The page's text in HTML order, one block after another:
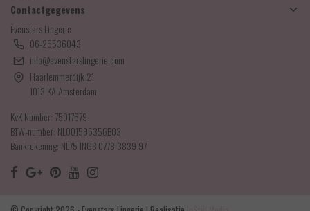
Contactgegevens
Evenstars Lingerie
06-25536043
info@evenstarslingerie.com
Haarlemmerdijk 21
1013 KA Amsterdam
KvK Number: 75017679
BTW-number: NL001595356B03
Bankrekening: NL75 INGB 0778 3839 97